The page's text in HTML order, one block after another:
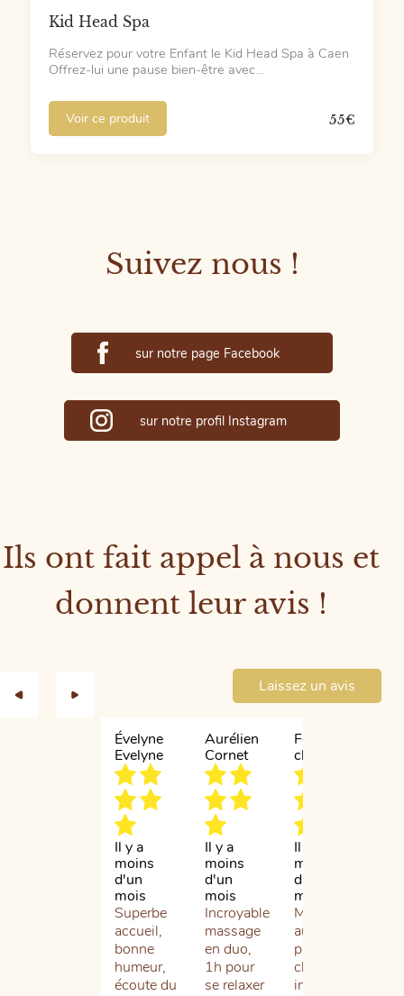
Kid Head Spa
Réservez pour votre Enfant le Kid Head Spa à Caen
Offrez-lui une pause bien-être avec…
Voir ce produit 55€
Suivez nous !
sur notre page Facebook
sur notre profil Instagram
Ils ont fait appel à nous et
donnent leur avis !
Laissez un avis
Évelyne
Evelyne
Il y a
moins
d'un
mois
Superbe
accueil,
bonne
humeur,
écoute du
Aurélien
Cornet
Il y a
moins
d'un
mois
Incroyable
massage
en duo,
1h pour
se relaxer
Fournier
chloé
Il y a
moins
d'un
mois
Massage
aux
pierres
chaudes
incroyable